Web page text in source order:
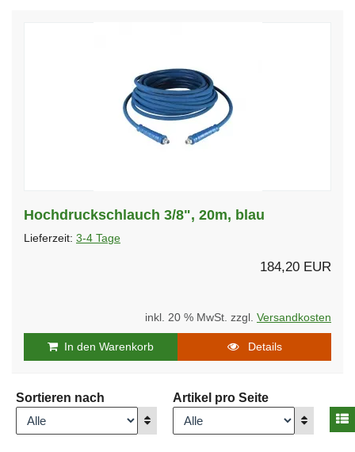
Hochdruckschlauch 3/8", 20m, blau
Lieferzeit: 3-4 Tage
184,20 EUR
inkl. 20 % MwSt. zzgl. Versandkosten
In den Warenkorb Details
Sortieren nach
Anzeigen
Artikel pro Seite
Anzeigen